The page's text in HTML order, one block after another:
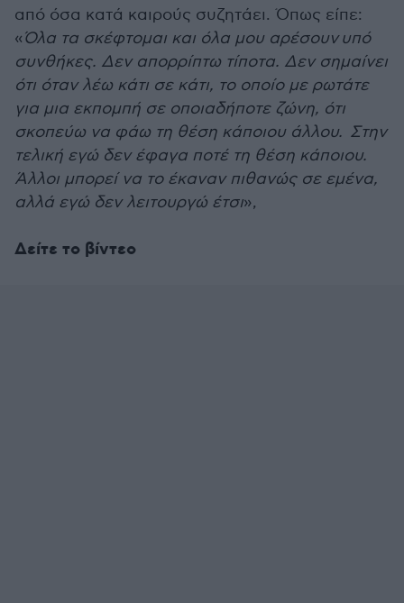
από όσα κατά καιρούς συζητάει. Όπως είπε:
«Όλα τα σκέφτομαι και όλα μου αρέσουν υπό
συνθήκες. Δεν απορρίπτω τίποτα. Δεν σημαίνει
ότι όταν λέω κάτι σε κάτι, το οποίο με ρωτάτε
για μια εκπομπή σε οποιαδήποτε ζώνη, ότι
σκοπεύω να φάω τη θέση κάποιου άλλου. Στην
τελική εγώ δεν έφαγα ποτέ τη θέση κάποιου.
Άλλοι μπορεί να το έκαναν πιθανώς σε εμένα,
αλλά εγώ δεν λειτουργώ έτσι»,
Δείτε το βίντεο